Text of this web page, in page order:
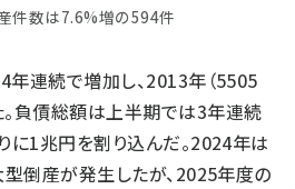
件数は7.6%増の594件
連続で増加し、2013年（5505
。負債総額は上半期では3年連続
に1兆円を割り込んだ。2024年は
倒産が発生したが、2025年度の